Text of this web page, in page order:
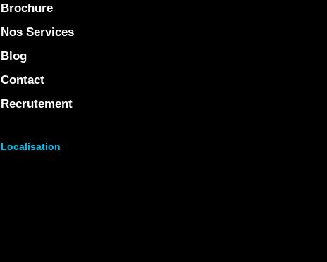
Brochure
Nos Services
Blog
Contact
Recrutement
Localisation